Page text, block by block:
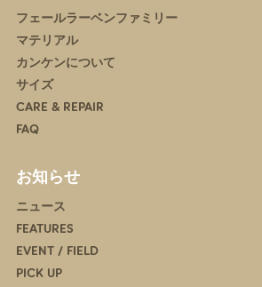
フェールラーベンファミリー
マテリアル
カンケンについて
サイズ
CARE & REPAIR
FAQ
お知らせ
ニュース
FEATURES
EVENT / FIELD
PICK UP